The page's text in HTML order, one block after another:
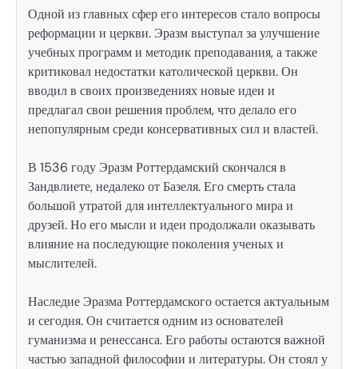
Одной из главных сфер его интересов стало вопросы
реформации и церкви. Эразм выступал за улучшение
учебных программ и методик преподавания, а также
критиковал недостатки католической церкви. Он
вводил в своих произведениях новые идеи и
предлагал свои решения проблем, что делало его
непопулярным среди консервативных сил и властей.
В 1536 году Эразм Роттердамский скончался в
Зандвлиете, недалеко от Базеля. Его смерть стала
большой утратой для интеллектуального мира и
друзей. Но его мысли и идеи продолжали оказывать
влияние на последующие поколения ученых и
мыслителей.
Наследие Эразма Роттердамского остается актуальным
и сегодня. Он считается одним из основателей
гуманизма и ренессанса. Его работы остаются важной
частью западной философии и литературы. Он стоял у